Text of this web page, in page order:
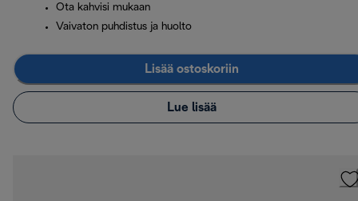
Ota kahvisi mukaan
Vaivaton puhdistus ja huolto
Lisää ostoskoriin
Lue lisää